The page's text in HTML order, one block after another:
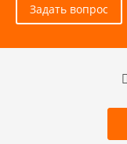
Задать вопрос